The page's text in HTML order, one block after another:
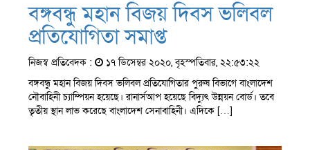
বঙ্গবন্ধু মহান বিজয় দিবস ভলিবল
প্রতিযোগিতা সমাপ্ত
নিজস্ব প্রতিবেদক :
১৭ ডিসেম্বর ২০২০, বৃহস্পতিবার, ২২:৫৩:২২
বঙ্গবন্ধু মহান বিজয় দিবস ভলিবল প্রতিযোগিতার পুরুষ বিভাগে বাংলাদেশ
নৌবাহিনী চ্যাম্পিয়ন হয়েছে। রানার্সআপ হয়েছে বিদ্যুৎ উন্নয়ন বোর্ড। তবে
তৃতীয় স্থান লাভ করেছে বাংলাদেশ সেনাবাহিনী। এদিকে […]